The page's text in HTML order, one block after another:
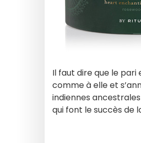
Il faut dire que le pari
comme à elle et
indiennes
qui font le succès de